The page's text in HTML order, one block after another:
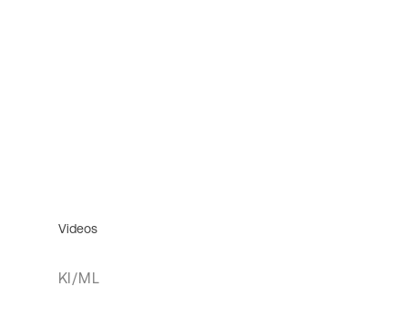
Videos
KI/ML